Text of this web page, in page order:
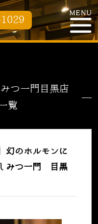
つ一門目黒店
覧
幻のホルモンに
みつ一門 目黒